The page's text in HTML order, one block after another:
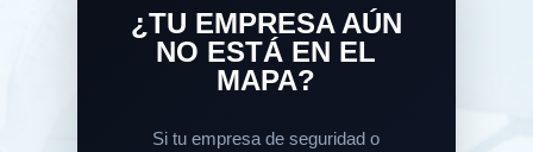
¿TU EMPRESA AÚN
NO ESTÁ EN EL
MAPA?
Si tu empresa de seguridad o